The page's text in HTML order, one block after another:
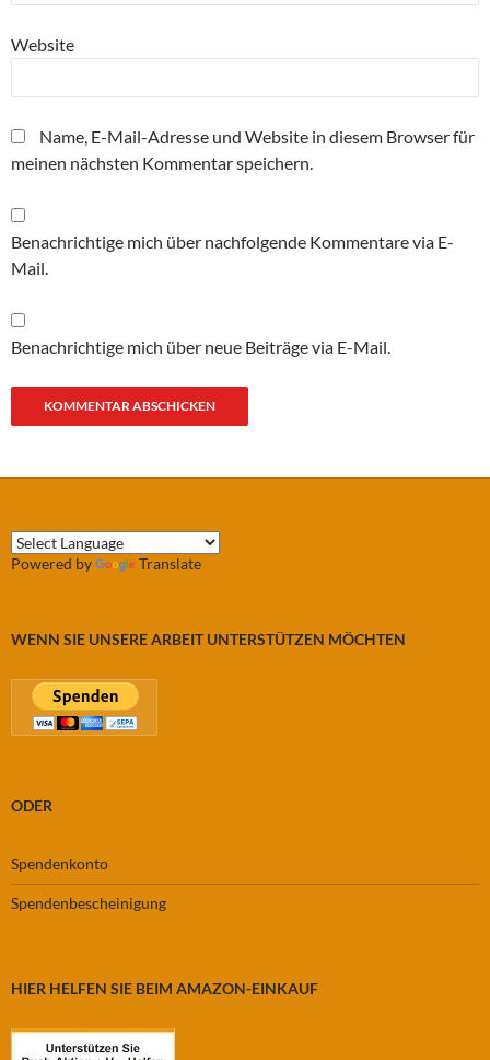
Website
Name, E-Mail-Adresse und Website in diesem Browser für
meinen nächsten Kommentar speichern.
Benachrichtige mich über nachfolgende Kommentare via E-
Mail.
Benachrichtige mich über neue Beiträge via E-Mail.
Powered by Translate
WENN SIE UNSERE ARBEIT UNTERSTÜTZEN MÖCHTEN
ODER
Spendenkonto
Spendenbescheinigung
HIER HELFEN SIE BEIM AMAZON-EINKAUF